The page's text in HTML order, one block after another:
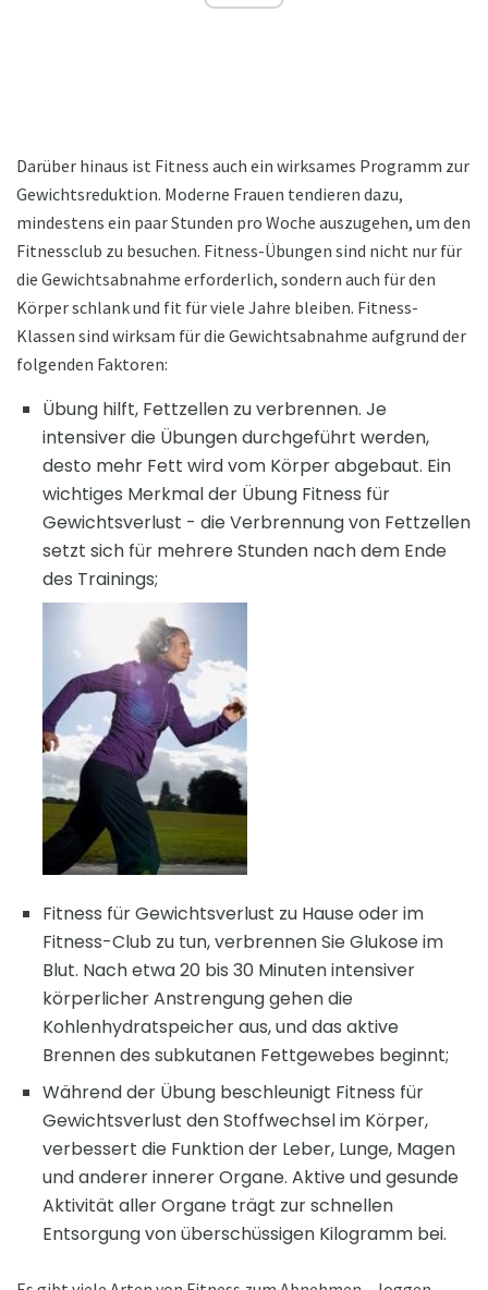
Darüber hinaus ist Fitness auch ein wirksames Programm zur
Gewichtsreduktion. Moderne Frauen tendieren dazu,
mindestens ein paar Stunden pro Woche auszugehen, um den
Fitnessclub zu besuchen. Fitness-Übungen sind nicht nur für
die Gewichtsabnahme erforderlich, sondern auch für den
Körper schlank und fit für viele Jahre bleiben. Fitness-
Klassen sind wirksam für die Gewichtsabnahme aufgrund der
folgenden Faktoren:
Übung hilft, Fettzellen zu verbrennen. Je
intensiver die Übungen durchgeführt werden,
desto mehr Fett wird vom Körper abgebaut. Ein
wichtiges Merkmal der Übung Fitness für
Gewichtsverlust - die Verbrennung von Fettzellen
setzt sich für mehrere Stunden nach dem Ende
des Trainings;
Fitness für Gewichtsverlust zu Hause oder im
Fitness-Club zu tun, verbrennen Sie Glukose im
Blut. Nach etwa 20 bis 30 Minuten intensiver
körperlicher Anstrengung gehen die
Kohlenhydratspeicher aus, und das aktive
Brennen des subkutanen Fettgewebes beginnt;
Während der Übung beschleunigt Fitness für
Gewichtsverlust den Stoffwechsel im Körper,
verbessert die Funktion der Leber, Lunge, Magen
und anderer innerer Organe. Aktive und gesunde
Aktivität aller Organe trägt zur schnellen
Entsorgung von überschüssigen Kilogramm bei.